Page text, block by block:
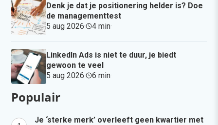
Denk je dat je positionering helder is? Doe
de managementtest
5 aug 2026· 4 min·
LinkedIn Ads is niet te duur, je biedt
gewoon te veel
5 aug 2026· 6 min·
Populair
Je ‘sterke merk’ overleeft geen kwartier met